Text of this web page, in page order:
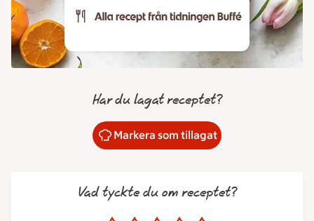
Har du lagat receptet?
Markera som tillagat
Vad tyckte du om receptet?